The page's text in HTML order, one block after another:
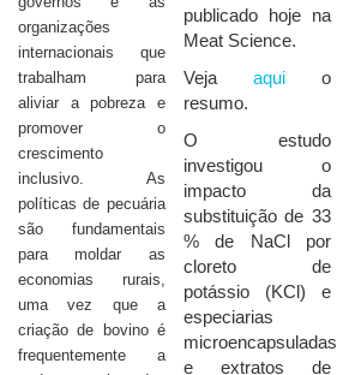
organizações
internacionais que
trabalham para
aliviar a pobreza e
promover o
crescimento
inclusivo. As
políticas de pecuária
são fundamentais
para moldar as
economias rurais,
uma vez que a
criação de bovino é
frequentemente a
publicado hoje na
Meat Science.
Veja aqui o
resumo.
O estudo
investigou o
impacto da
substituição de 33
% de NaCl por
cloreto de
potássio (KCl) e
especiarias
microencapsuladas
e extratos de